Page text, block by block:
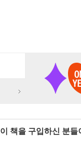
이 책을 구입하신 분